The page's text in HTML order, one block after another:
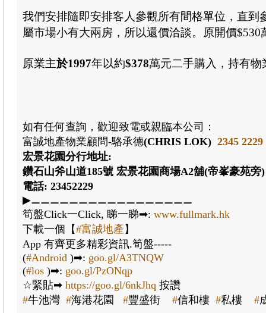
我們安排隨即安排客人參觀所有間格單位，直
屬市場小有大兩房，所以還價洽談。原開價
原業主於1997年以約$378萬元二手購入，持有物
如有任何查詢，歡迎致電或親臨本公司：
富誠地產物業顧問-駱承德(CHRIS LOK) 2345 2229
宏景花園分行地址:
鑽石山斧山道185號 宏景花園商場A2舖(帝峯豪苑旁)
電話: 23452229
▶⚊⚊⚊⚊⚊⚊⚊⚊⚊⚊⚊⚊⚊⚊⚊⚊⚊
筍盤Click一Click, 睇一睇➡: www.fullmark.hk
下載一個【#富誠地產 】
App 有齊更多精彩資訊.筍盤-----
(#Android )➡: goo.gl/A3TNQW
(#los )➡: goo.gl/PzONqp
☆緊貼➡ https://goo.gl/6nkJhq 按讚
#牛池灣 #海港花園 #豐盛街 #信和樓 #私樓 #